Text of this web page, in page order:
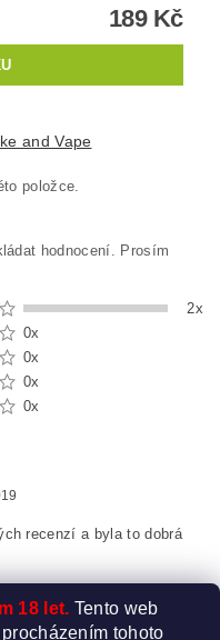
189 Kč
and Vape
položce.
hodnocení. Prosím
2x
0x
0x
0x
0x
recenzí a byla to dobrá
18 let. Tento web
tohoto